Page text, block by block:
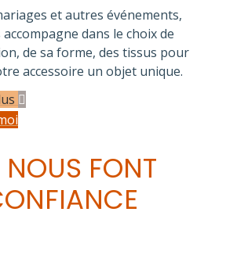
et autres événements,
dans le choix de
de sa forme, des tissus pour
accessoire un objet unique.
NOUS FONT